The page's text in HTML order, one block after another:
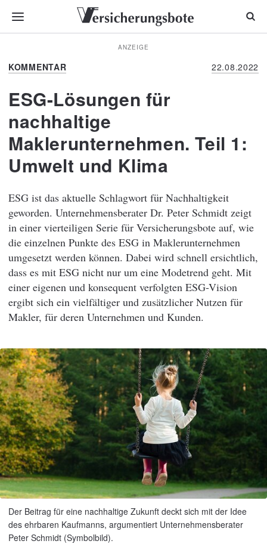
ANZEIGE
KOMMENTAR 22.08.2022
ESG-Lösungen für
nachhaltige
Maklerunternehmen. Teil 1:
Umwelt und Klima
ESG ist das aktuelle Schlagwort für Nachhaltigkeit
geworden. Unternehmensberater Dr. Peter Schmidt zeigt
in einer vierteiligen Serie für Versicherungsbote auf, wie
die einzelnen Punkte des ESG in Maklerunternehmen
umgesetzt werden können. Dabei wird schnell ersichtlich,
dass es mit ESG nicht nur um eine Modetrend geht. Mit
einer eigenen und konsequent verfolgten ESG-Vision
ergibt sich ein vielfältiger und zusätzlicher Nutzen für
Makler, für deren Unternehmen und Kunden.
Der Beitrag für eine nachhaltige Zukunft deckt sich mit der Idee
des ehrbaren Kaufmanns, argumentiert Unternehmensberater
Peter Schmidt (Symbolbild).